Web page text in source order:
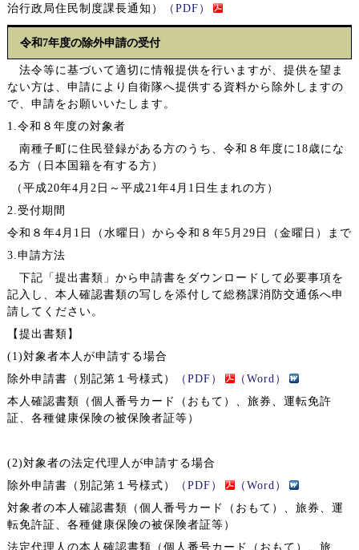
治行政局住民制度課長通知）
（PDF）
令和7年度の除外申請の受付
法令等に基づいて適切に情報提供を行いますが、提供を望ま
ない方は、申請により自衛隊へ提供する資料から除外しますの
で、申請をお願いいたします。
1.令和８年度の対象者
南種子町に住民登録がある方のうち、令和８年度に18歳にな
る方（日本国籍を有する方）
（平成20年4月2日～平成21年4月1日生まれの方）
2.受付期間
令和８年4月1日（水曜日）から令和８年5月29日（金曜日）まで
3.申請方法
下記「提出書類」から申請書をダウンロードして必要事項を
記入し、本人確認書類の写しを添付して総務課消防交通係へ申
請してください。
【提出書類】
(1)対象者本人が申請する場合
除外申請書（別記第１号様式）
（PDF）
（Word）
本人確認書類（個人番号カード（おもて）、旅券、運転免許
証、各種健康保険の被保険者証等）
(2)対象者の法定代理人が申請する場合
除外申請書 （別記第１号様式） （PDF）
（Word）
対象者の本人確認書類（個人番号カード（おもて）、旅券、運
転免許証、 各種健康保険の被保険者証等）
法定代理人の本人確認書類（個人番号カード（おもて）、旅